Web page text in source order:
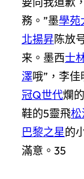
務。”墨學苑
北揚昇陈放
来。墨西士
澤哦”，李
冠Q世代爛
鞋的5靈飛
巴黎之星的
滿意。35